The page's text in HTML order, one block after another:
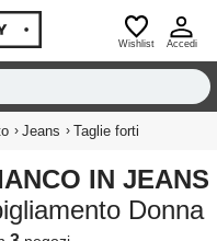
Wishlist Accedi
› Jeans › Taglie forti
Donna